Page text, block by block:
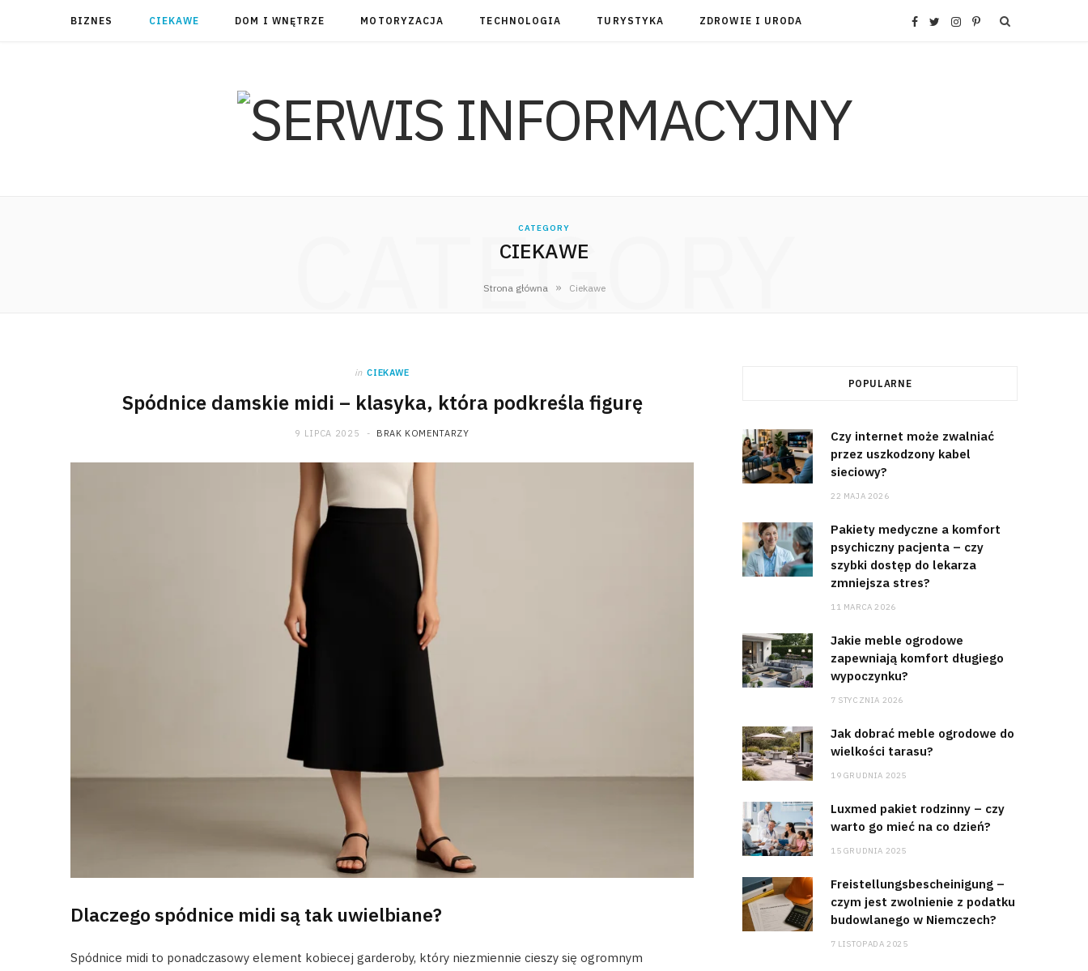
F T I P
BIZNES CIEKAWE DOM I WNĘTRZE MOTORYZACJA TECHNOLOGIA TURYSTYKA ZDROWIE I URODA
CATEGORY
CIEKAWE
CATEGORY
Strona główna » Ciekawe
in CIEKAWE
Spódnice damskie midi – klasyka, która podkreśla figurę
9 LIPCA 2025 BRAK KOMENTARZY
Dlaczego spódnice midi są tak uwielbiane?
Spódnice midi to ponadczasowy element kobiecej garderoby, który niezmiennie cieszy się ogromnym
POPULARNE
Czy internet może zwalniać
przez uszkodzony kabel
sieciowy?
22 MAJA 2026
Pakiety medyczne a komfort
psychiczny pacjenta – czy
szybki dostęp do lekarza
zmniejsza stres?
11 MARCA 2026
Jakie meble ogrodowe
zapewniają komfort długiego
wypoczynku?
7 STYCZNIA 2026
Jak dobrać meble ogrodowe do
wielkości tarasu?
19 GRUDNIA 2025
Luxmed pakiet rodzinny – czy
warto go mieć na co dzień?
15 GRUDNIA 2025
Freistellungsbescheinigung –
czym jest zwolnienie z podatku
budowlanego w Niemczech?
7 LISTOPADA 2025